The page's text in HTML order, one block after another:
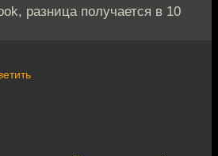
разница получается в 10